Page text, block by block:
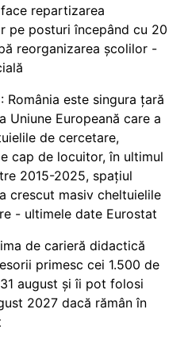
repartizarea
pe posturi începând cu 20
reorganizarea școlilor -
România este singura țară
Uniune Europeană care a
de cercetare,
cap de locuitor, în ultimul
2015-2025, spațiul
crescut masiv cheltuielile
- ultimele date Eurostat
de carieră didactică
primesc cei 1.500 de
august și îi pot folosi
2027 dacă rămân în